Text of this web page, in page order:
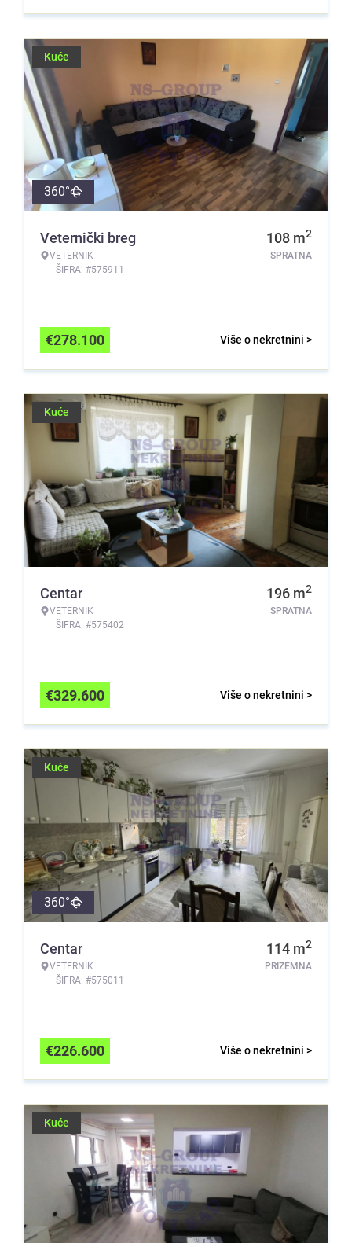
Kuće
360°
Veternički breg
VETERNIK
ŠIFRA: #575911
108 m2
SPRATNA
Više o nekretnini >
€278.100
Kuće
Centar
VETERNIK
ŠIFRA: #575402
196 m2
SPRATNA
Više o nekretnini >
€329.600
Kuće
360°
Centar
VETERNIK
ŠIFRA: #575011
114 m2
PRIZEMNA
Više o nekretnini >
€226.600
Kuće